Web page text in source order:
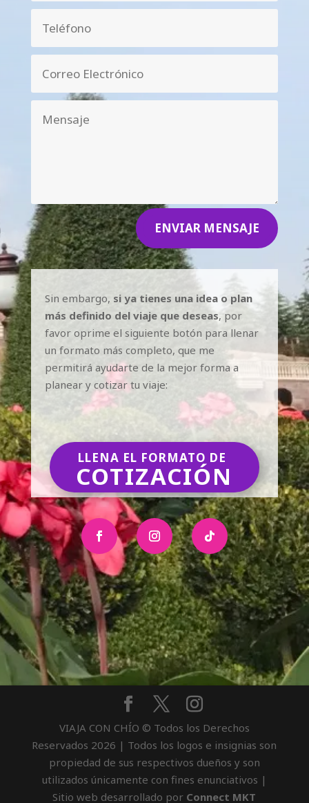
ENVIAR MENSAJE
Sin embargo, si ya tienes una idea o plan
más definido del viaje que deseas, por
favor oprime el siguiente botón para llenar
un formato más completo, que me
permitirá ayudarte de la mejor forma a
planear y cotizar tu viaje:
LLENA EL FORMATO DE
COTIZACIÓN
VIAJA CON CHÍO © Todos los Derechos
Reservados 2026 | Todos los logos e insignias son
propiedad de sus respectivos dueños y son
utilizados únicamente con fines enunciativos |
Sitio web desarrollado por Connect MKT